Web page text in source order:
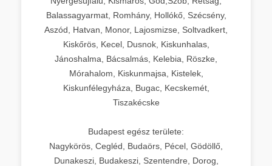
Balassagyarmat, Romhány, Hollókő, Szécsény,
Aszód, Hatvan, Monor, Lajosmizse, Soltvadkert,
Kiskőrös, Kecel, Dusnok, Kiskunhalas,
Jánoshalma, Bácsalmás, Kelebia, Röszke,
Mórahalom, Kiskunmajsa, Kistelek,
Kiskunfélegyháza, Bugac, Kecskemét,
Tiszakécske
Budapest egész területe:
Nagykörös, Cegléd, Budaörs, Pécel, Gödöllő,
Dunakeszi, Budakeszi, Szentendre, Dorog,